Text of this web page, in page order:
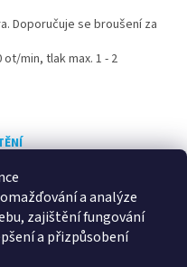
a analýze
zajištění fungování
a přizpůsobení
Doporučuje se broušení za
min, tlak max. 1 - 2